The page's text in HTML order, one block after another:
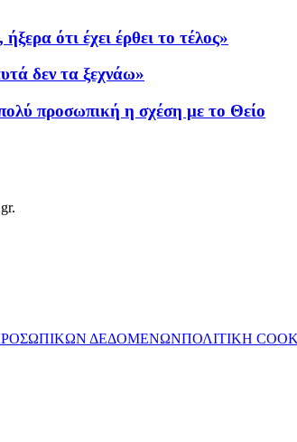
ότι έχει έρθει το τέλος»
δεν τα ξεχνάω»
προσωπική η σχέση με το Θείο
ΔΕΔΟΜΕΝΩΝΠΟΛΙΤΙΚΗ